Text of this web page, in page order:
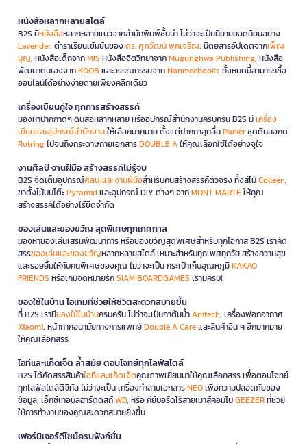
หนังสือหลากหลายสไตล์
B2S มีหนังสือหลากหลายแนวจากสำนักพิมพ์ชั้นนำ ไม่ว่าจะเป็นนิยายยอดนิยมอย่าง
Lavender, ตำราเรียนเข้มข้นของดร. ศุภวัฒน์ พุกเจริญ, นิตยสารอัปเดตจากเพ็ญ
บุญ, หนังสือเด็กจากMIS หนังสือจิตวิทยาจากMugunghwa Publishing, หนังสือ
พัฒนาตนเองจากKOOB และวรรณกรรมจากNanmeebooks ทั้งหมดนี้สามารถซื้อ
ออนไลน์ได้อย่างง่ายดายเพียงคลิกเดียว
เครื่องเขียนคู่ใจ ทุกการสร้างสรรค์
มองหาปากกาดีๆ ดินสอหลากหลาย หรืออุปกรณ์สำนักงานครบครัน B2S มีเครื่อง
เขียนและอุปกรณ์สำนักงานให้เลือกมากมาย ตั้งแต่ปากกาลูกลื่นParkerชุดดินสอกด
Rotringไปจนถึงกระดาษถ่ายเอกสารDOUBLE Aให้คุณเลือกใช้ได้อย่างจุใจ
งานศิลป์ งานฝีมือ สร้างสรรค์ไม่รู้จบ
B2S จัดเต็มอุปกรณ์ศิลปะและงานฝีมือสำหรับคนสร้างสรรค์ตัวจริง ทั้งสีไม้Colleen,
ขาตั้งไม้บนโต๊ะPyramidและอุปกรณ์ DIY ต่างๆ จากMONT MARTEให้คุณ
สร้างสรรค์ได้อย่างไร้ขีดจำกัด
ของเล่นและของขวัญ สุดพิเศษทุกเทศกาล
มองหาของเล่นเสริมพัฒนาการ หรือของขวัญสุดพิเศษสำหรับทุกโอกาส B2S เราคัด
สรรของเล่นและของขวัญหลากหลายสไตล์ เหมาะสำหรับทุกเพศทุกวัย สร้างความสุข
และรอยยิ้มให้กับคนพิเศษของคุณ ไม่ว่าจะเป็น กระเป๋าเก็บอุณหภูมิKAKAO
FRIENDS หรือเกมจดหมายรักSIAM BOARDGAMES เรามีครบ!
ของใช้ในบ้าน ไอเทมที่ช่วยให้ชีวิตสะดวกสบายขึ้น
ที่ B2S เรามีของใช้ในบ้านครบครัน ไม่ว่าจะเป็นกาต้มน้ำAnitech, เครื่องฟอกอากาศ
Xiaomi, หน้ากากอนามัยทางการแพทย์Double A Careและสินค้าอื่น ๆ อีกมากมาย
ให้คุณเลือกสรร
ไอทีและแก็ดเจ็ต ล้ำสมัย ตอบโจทย์ทุกไลฟ์สไตล์
B2S ได้คัดสรรสินค้าไอทีและแก็ดเจ็ตคุณภาพเยี่ยมมาให้คุณเลือกสรร เพื่อตอบโจทย์
ทุกไลฟ์สไตล์ดิจิทัล ไม่ว่าจะเป็น เครื่องทำลายเอกสารNEOเพื่อความปลอดภัยของ
ข้อมูล, เอ็กซ์เทอนัลฮาร์ดดิสก์WD, หรือ คีย์บอร์ดไร้สายเมาส์คอมโบGEEZERที่ช่วย
ให้การทำงานของคุณสะดวกสบายยิ่งขึ้น
เฟอร์นิเจอร์ดีไซน์ครบฟังก์ชั่น